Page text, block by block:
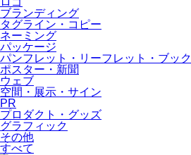
ブランディング
タグライン・コピー
ネーミング
パッケージ
パンフレット・リーフレット・ブック
ポスター・新聞
ウェブ
空間・展示・サイン
PR
プロダクト・グッズ
グラフィック
その他
すべて